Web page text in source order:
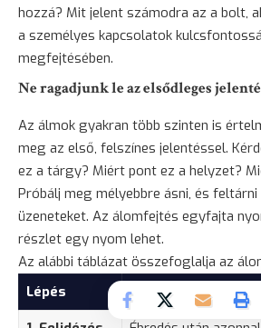
hozzá? Mit jelent számodra az a bolt,
a személyes kapcsolatok
megfejtésében.
Ne ragadjunk le az elsődleges
Az álmok gyakran több szinten is
meg az első, felszínes jelentéssel.
ez a tárgy? Miért pont ez a helyzet?
Próbálj meg mélyebbre ásni, és
üzeneteket. Az álomfejtés egyfajta
részlet egy nyom lehet.
Az alábbi táblázat összefoglalja az
Lépés
Leírás